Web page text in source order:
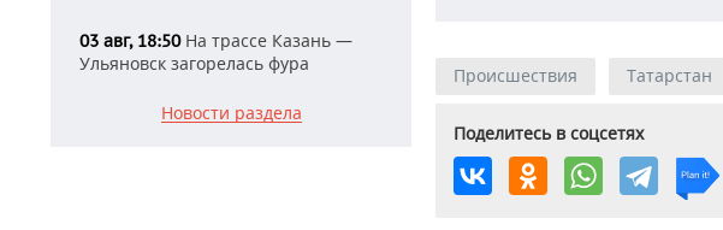
03 авг, 18:50На трассе Казань —
Ульяновск загорелась фура
Новости раздела
Происшествия Татарстан
Поделитесь в соцсетях